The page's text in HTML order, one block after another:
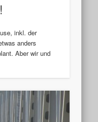
inkl. der
anders
Aber wir und